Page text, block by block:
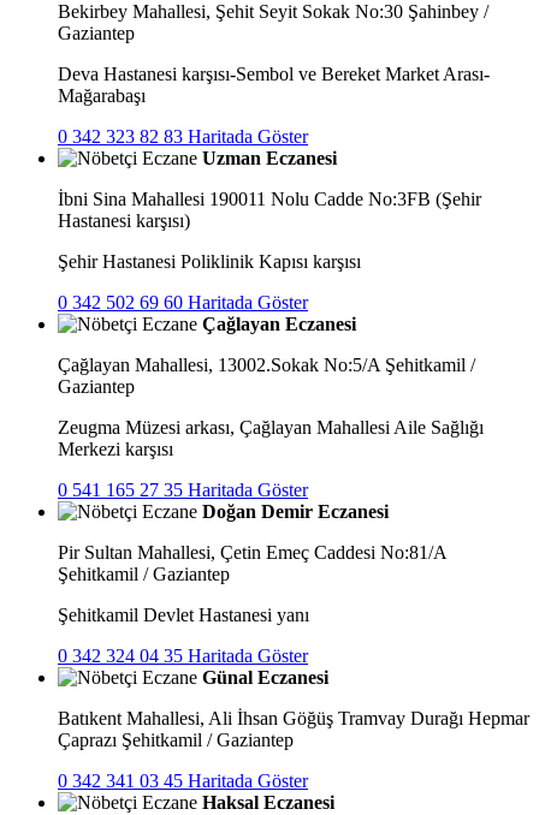
Bekirbey Mahallesi, Şehit Seyit Sokak No:30 Şahinbey /
Gaziantep
Deva Hastanesi karşısı-Sembol ve Bereket Market Arası-
Mağarabaşı
0 342 323 82 83 Haritada Göster
Uzman Eczanesi
İbni Sina Mahallesi 190011 Nolu Cadde No:3FB (Şehir
Hastanesi karşısı)
Şehir Hastanesi Poliklinik Kapısı karşısı
0 342 502 69 60 Haritada Göster
Çağlayan Eczanesi
Çağlayan Mahallesi, 13002.Sokak No:5/A Şehitkamil /
Gaziantep
Zeugma Müzesi arkası, Çağlayan Mahallesi Aile Sağlığı
Merkezi karşısı
0 541 165 27 35 Haritada Göster
Doğan Demir Eczanesi
Pir Sultan Mahallesi, Çetin Emeç Caddesi No:81/A
Şehitkamil / Gaziantep
Şehitkamil Devlet Hastanesi yanı
0 342 324 04 35 Haritada Göster
Günal Eczanesi
Batıkent Mahallesi, Ali İhsan Göğüş Tramvay Durağı Hepmar
Çaprazı Şehitkamil / Gaziantep
0 342 341 03 45 Haritada Göster
Haksal Eczanesi